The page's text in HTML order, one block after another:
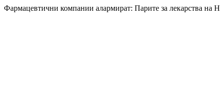
Фармацевтични компании алармират: Парите за лекарства на